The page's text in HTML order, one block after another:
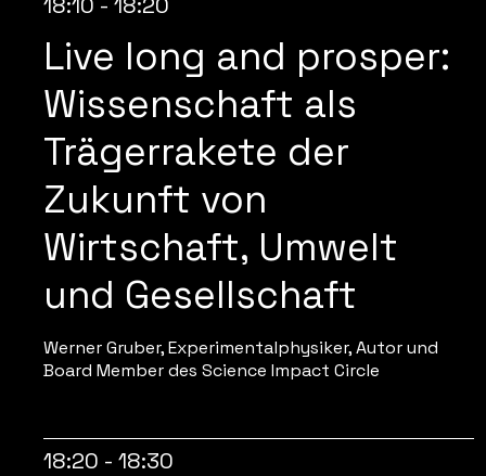
Werner Gruber, Experimentalphysiker, Autor und
Board Member des Science Impact Circle
Live long and prosper:
Wissenschaft als
Trägerrakete der
Zukunft von
Wirtschaft, Umwelt
und Gesellschaft
18:20 - 18:30